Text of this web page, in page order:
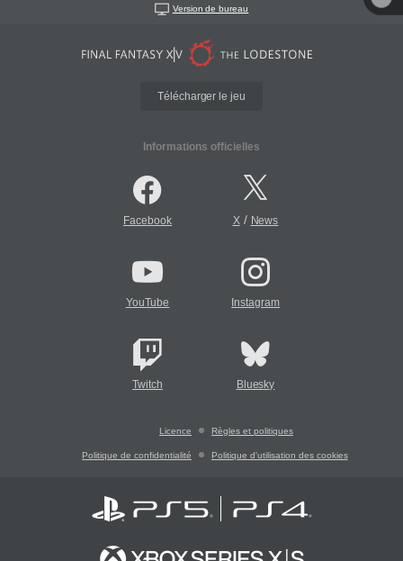
Version de bureau
Télécharger le jeu
Informations officielles
Facebook X/ News
YouTube Instagram
Twitch Bluesky
Licence Règles et politiques
Politique de confidentialité Politique d'utilisation des cookies